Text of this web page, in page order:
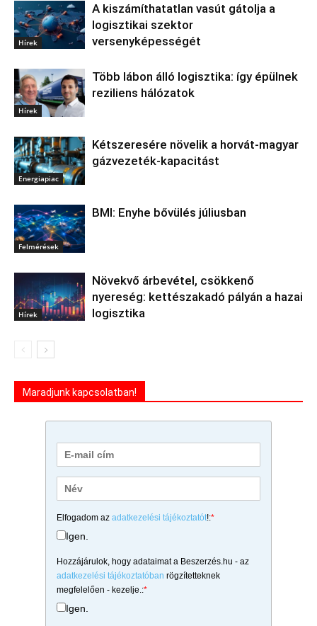
Hírek
A kiszámíthatatlan vasút gátolja a
logisztikai szektor
versenyképességét
Hírek
Több lábon álló logisztika: így épülnek
reziliens hálózatok
Energiapiac
Kétszeresére növelik a horvát-magyar
gázvezeték-kapacitást
Felmérések
BMI: Enyhe bővülés júliusban
Hírek
Növekvő árbevétel, csökkenő
nyereség: kettészakadó pályán a hazai
logisztika
Maradjunk kapcsolatban!
Elfogadom az adatkezelési tájékoztatót!:*
Igen.
Hozzájárulok, hogy adataimat a Beszerzés.hu - az
adatkezelési tájékoztatóban rögzítetteknek
megfelelően - kezelje.:*
Igen.